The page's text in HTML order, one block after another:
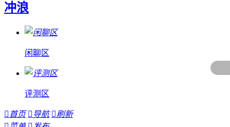
冲浪
闲聊区
评测区
 首页  导航 刷新